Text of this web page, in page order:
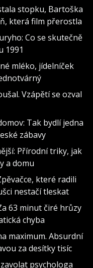
stopku, Bartoška
která film přerostla
Co se skutečně
1991
mléko, jídelníček
Vzápětí se ozval
Tak bydlí jedna
zábavy
Přírodní triky, jak
a domu
které radili
nestačí tleskat
63 minut čiré hrůzy
chyba
maximum. Absurdní
za desítky tisíc
psychologa